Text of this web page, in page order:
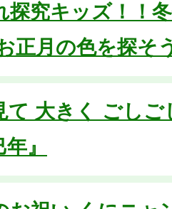
探究キッズ！！
正月の色を探そ
て 大きく ごし
』